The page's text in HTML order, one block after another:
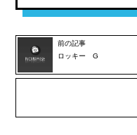
前の記事
ロッキー G